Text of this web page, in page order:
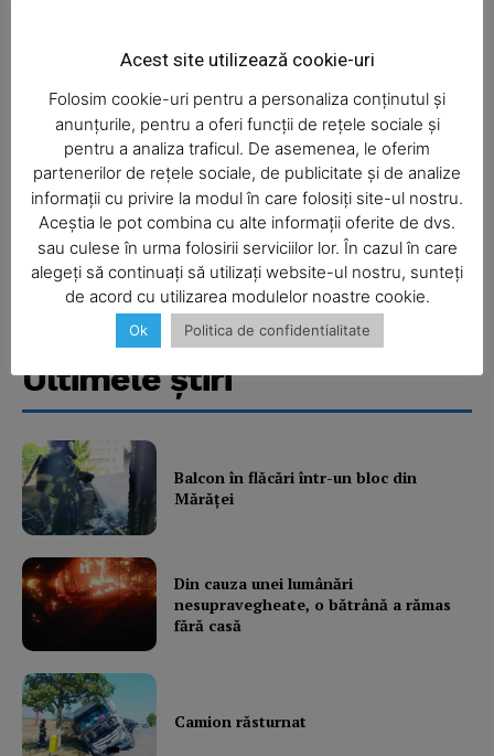
SUBSCRIBE NOW
Company
About
Subscription Plans
My account
Ultimele ştiri
Balcon în flăcări într-un bloc din
Mărăţei
Din cauza unei lumânări
nesupravegheate, o bătrână a rămas
fără casă
Camion răsturnat
Acest site utilizează cookie-uri
Folosim cookie-uri pentru a personaliza conținutul și
anunțurile, pentru a oferi funcții de rețele sociale și
pentru a analiza traficul. De asemenea, le oferim
partenerilor de rețele sociale, de publicitate și de analize
informații cu privire la modul în care folosiți site-ul nostru.
Aceștia le pot combina cu alte informații oferite de dvs.
sau culese în urma folosirii serviciilor lor. În cazul în care
alegeți să continuați să utilizați website-ul nostru, sunteți
de acord cu utilizarea modulelor noastre cookie.
Ok Politica de confidentialitate